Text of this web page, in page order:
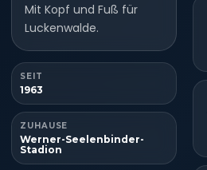
Mit Kopf und Fuß für
Luckenwalde.
SEIT
1963
ZUHAUSE
Werner-Seelenbinder-
Stadion